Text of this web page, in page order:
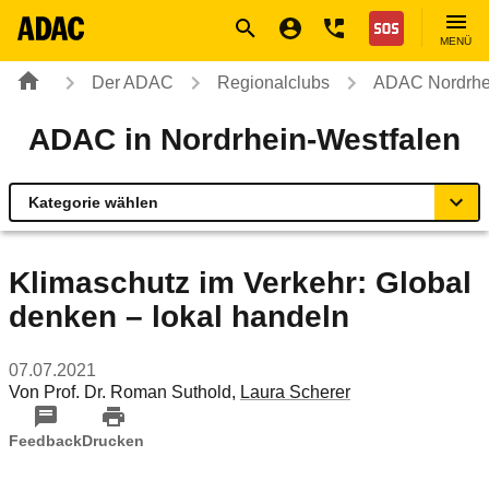
Nothilfe
MENÜ
Der ADAC Regionalclubs ADAC
ADAC in Nordrhein-Westfalen
Kategorie wählen
Rund ums Fahrzeug
Verkehr & Sicherheit
Reise & Freizeit
Klimaschutz im Verkehr: Global
denken – lokal handeln
07.07.2021
Von Prof. Dr. Roman Suthold, Laura Scherer
FeedbackDrucken